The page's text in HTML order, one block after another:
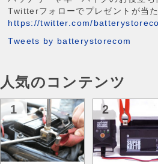
Twitterフォローでプレゼントが当
https://twitter.com/
Tweets by batterystorecom
人気のコンテンツ
1 2